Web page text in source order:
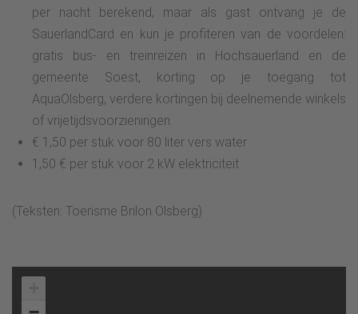
per nacht berekend, maar als gast ontvang je de
SauerlandCard en kun je profiteren van de voordelen:
gratis bus- en treinreizen in Hochsauerland en de
gemeente Soest, korting op je toegang tot
AquaOlsberg, verdere kortingen bij deelnemende winkels
of vrijetijdsvoorzieningen.
€ 1,50 per stuk voor 80 liter vers water
1,50 € per stuk voor 2 kW elektriciteit
(Teksten: Toerisme Brilon Olsberg)